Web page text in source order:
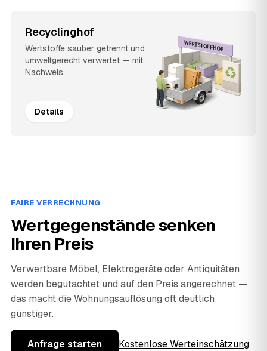
Recyclinghof
Wertstoffe sauber getrennt und
umweltgerecht verwertet — mit
Nachweis.
Details
FAIRE VERRECHNUNG
Wertgegenstände senken
Ihren Preis
Verwertbare Möbel, Elektrogeräte oder Antiquitäten
werden begutachtet und auf den Preis angerechnet —
das macht die Wohnungsauflösung oft deutlich
günstiger.
Anfrage starten Kostenlose Werteinschätzung